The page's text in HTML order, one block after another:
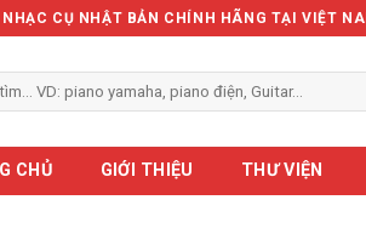
CỤ NHẬT BẢN CHÍNH HÃNG TẠI VIỆT
CHỦ GIỚI THIỆU THƯ VIỆN